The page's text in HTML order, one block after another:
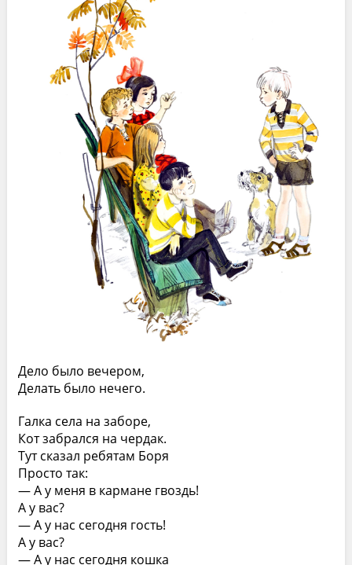
Дело было вечером,
Делать было нечего.
Галка села на заборе,
Кот забрался на чердак.
Тут сказал ребятам Боря
Просто так:
— А у меня в кармане гвоздь!
А у вас?
— А у нас сегодня гость!
А у вас?
— А у нас сегодня кошка